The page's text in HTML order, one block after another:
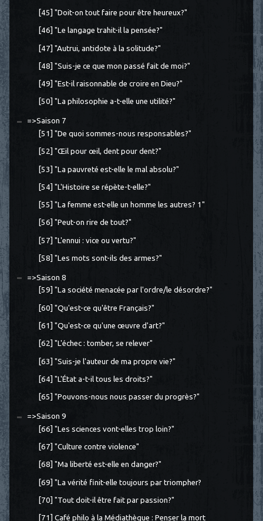
[45] "Doit-on tout faire pour être heureux?"
[46] "Le langage trahit-il la pensée?"
[47] "Autrui, antidote à la solitude?"
[48] "Suis-je ce que mon passé fait de moi?"
[49] "Est-il raisonnable de croire en Dieu?"
[50] "La philosophie a-t-elle une utilité?"
=>Saison 7
[51] "De quoi sommes-nous responsables?"
[52] "Œil pour œil, dent pour dent?"
[53] "La pauvreté est-elle le mal absolu?"
[54] "L'Histoire se répète-t-elle?"
[55] "La femme est-elle un homme les autres? 1"
[56] "Peut-on rire de tout?"
[57] "L'ennui : vice ou vertu?"
[58] "Les mots sont-ils des armes?"
=>Saison 8
[59] "La société menacée par l'ordre/le désordre?"
[60] "Qu'est-ce qu'être Français?"
[61] "Qu'est-ce qu'une œuvre d'art?"
[62] "L'échec : tomber, se relever"
[63] "Suis-je l'auteur de ma propre vie?"
[64] "L'État a-t-il tous les droits?"
[65] "Pouvons-nous nous passer du progrès?"
=>Saison 9
[66] "Les sciences vont-elles trop loin?"
[67] "Culture contre violence"
[68] "Ma liberté est-elle en danger?"
[69] "La vérité finit-elle toujours par triompher?
[70] "Tout doit-il être fait par passion?"
[71] Café philo à la Médiathèque : Penser la mort